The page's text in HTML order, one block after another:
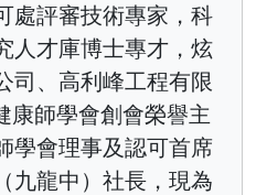
處評審技術專家，科
人才庫博士專才，炫
司、高利峰工程有限
康師學會創會榮譽主
學會理事及認可首席
九龍中）社長，現為